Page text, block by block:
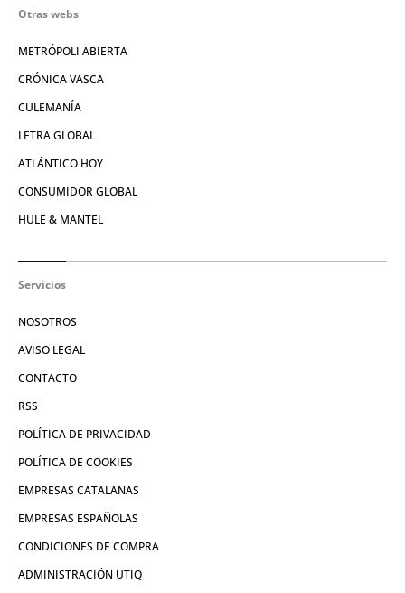
Otras webs
METRÓPOLI ABIERTA
CRÓNICA VASCA
CULEMANÍA
LETRA GLOBAL
ATLÁNTICO HOY
CONSUMIDOR GLOBAL
HULE & MANTEL
Servicios
NOSOTROS
AVISO LEGAL
CONTACTO
RSS
POLÍTICA DE PRIVACIDAD
POLÍTICA DE COOKIES
EMPRESAS CATALANAS
EMPRESAS ESPAÑOLAS
CONDICIONES DE COMPRA
ADMINISTRACIÓN UTIQ